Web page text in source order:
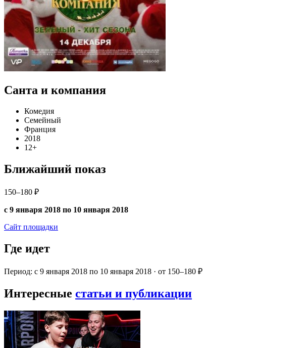
Санта и компания
Комедия
Семейный
Франция
2018
12+
Ближайший показ
150–180 ₽
с 9 января 2018 по 10 января 2018
Сайт площадки
Где идет
Период: с 9 января 2018 по 10 января 2018 · от 150–180 ₽
Интересные статьи и публикации